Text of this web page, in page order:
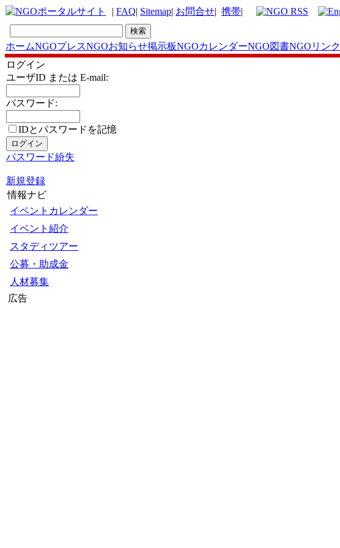
| FAQ| Sitemap| お問合せ| 携帯|
ホームNGOプレスNGOお知らせ掲示板NGOカレンダーNGO図書NGOリンク
ログイン
ユーザID または E-mail:
パスワード:
IDとパスワードを記憶
パスワード紛失
新規登録
情報ナビ
イベントカレンダー
イベント紹介
スタディツアー
公募・助成金
人材募集
広告